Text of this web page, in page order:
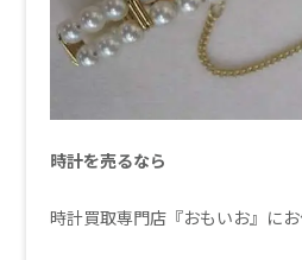
時計を売るなら
時計買取専門店『おもいお』にお